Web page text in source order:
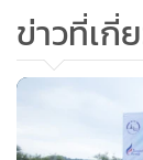
ลมฟ้าอากาศ” ส
เขาก็ประสบควา
ต้นไม้อะไรทำน
ข่าวที่เกี่